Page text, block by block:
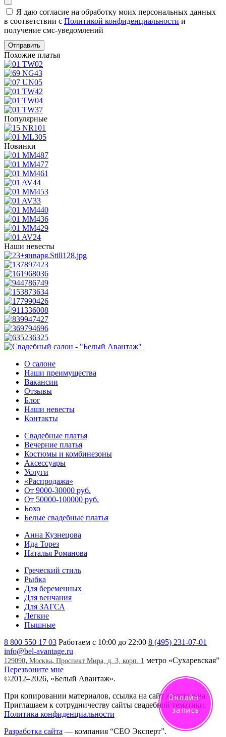
Я даю согласие на обработку моих персональных данных
в соответствии с Политикой конфиденциальности и
получение смс-уведомлений
Похожие платья
Популярные
Новинки
Наши невесты
О салоне
Наши преимущества
Вакансии
Отзывы
Блог
Наши невесты
Контакты
Свадебные платья
Вечерние платья
Костюмы и комбинезоны
Аксессуары
Услуги
«Распродажа»
От 9000-30000 руб.
От 50000-100000 руб.
Бохо
Белые свадебные платья
Анна Кузнецова
Ида Торез
Наталья Романова
Греческий стиль
Рыбка
Для беременных
Для венчания
Для ЗАГСА
Легкие
Пышные
8 800 550 17 03 Работаем с 10:00 до 22:00 8 (495) 231-07-01
info@bel-avantage.ru
129090, Москва, Проспект Мира, д. 3, корп. 1 метро «Сухаревская”
Перезвоните мне
©2012–2026, «Белый Авантаж».
При копировании материалов, ссылка на сайт желательна.
Приглашаем к сотрудничеству сайты свадебной тематики.
Политика конфиденциальности
Разработка сайта — компания “СЕО Эксперт”.
Онлайн-
запись